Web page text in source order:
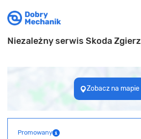
Niezależny serwis Skoda Zgierz
Zobacz na mapie
Promowany